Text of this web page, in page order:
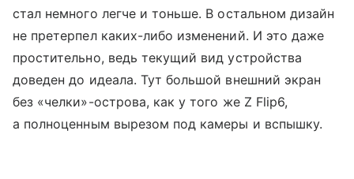
стал немного легче и тоньше. В остальном дизайн
не претерпел каких-либо изменений. И это даже
простительно, ведь текущий вид устройства
доведен до идеала. Тут большой внешний экран
без «челки»-острова, как у того же Z Flip6,
а полноценным вырезом под камеры и вспышку.